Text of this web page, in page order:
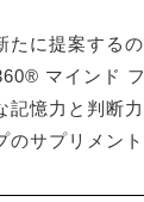
たに提案する
マインド
記憶力と判断力
サプリメント